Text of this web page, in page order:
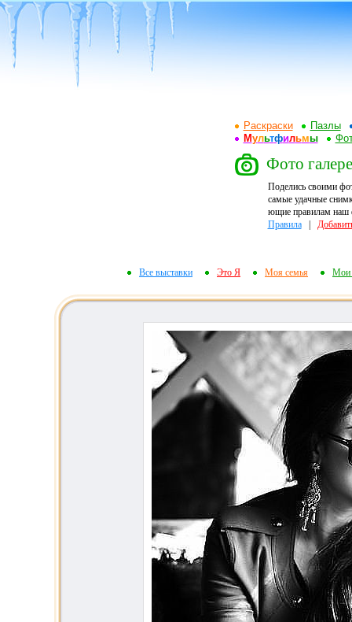
Раскраски
Пазлы
Мультфильмы
Фото
Поделись своими
самые удачные
ющие правилам наш
Правила|
Все выставки Это Я Моя семья Мои